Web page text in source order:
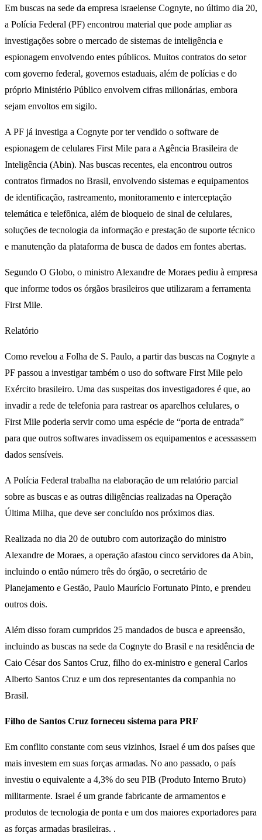
Em buscas na sede da empresa israelense Cognyte, no último dia 20,
a Polícia Federal (PF) encontrou material que pode ampliar as
investigações sobre o mercado de sistemas de inteligência e
espionagem envolvendo entes públicos. Muitos contratos do setor
com governo federal, governos estaduais, além de polícias e do
próprio Ministério Público envolvem cifras milionárias, embora
sejam envoltos em sigilo.
A PF já investiga a Cognyte por ter vendido o software de
espionagem de celulares First Mile para a Agência Brasileira de
Inteligência (Abin). Nas buscas recentes, ela encontrou outros
contratos firmados no Brasil, envolvendo sistemas e equipamentos
de identificação, rastreamento, monitoramento e interceptação
telemática e telefônica, além de bloqueio de sinal de celulares,
soluções de tecnologia da informação e prestação de suporte técnico
e manutenção da plataforma de busca de dados em fontes abertas.
Segundo O Globo, o ministro Alexandre de Moraes pediu à empresa
que informe todos os órgãos brasileiros que utilizaram a ferramenta
First Mile.
Relatório
Como revelou a Folha de S. Paulo, a partir das buscas na Cognyte a
PF passou a investigar também o uso do software First Mile pelo
Exército brasileiro. Uma das suspeitas dos investigadores é que, ao
invadir a rede de telefonia para rastrear os aparelhos celulares, o
First Mile poderia servir como uma espécie de “porta de entrada”
para que outros softwares invadissem os equipamentos e acessassem
dados sensíveis.
A Polícia Federal trabalha na elaboração de um relatório parcial
sobre as buscas e as outras diligências realizadas na Operação
Última Milha, que deve ser concluído nos próximos dias.
Realizada no dia 20 de outubro com autorização do ministro
Alexandre de Moraes, a operação afastou cinco servidores da Abin,
incluindo o então número três do órgão, o secretário de
Planejamento e Gestão, Paulo Maurício Fortunato Pinto, e prendeu
outros dois.
Além disso foram cumpridos 25 mandados de busca e apreensão,
incluindo as buscas na sede da Cognyte do Brasil e na residência de
Caio César dos Santos Cruz, filho do ex-ministro e general Carlos
Alberto Santos Cruz e um dos representantes da companhia no
Brasil.
Filho de Santos Cruz forneceu sistema para PRF
Em conflito constante com seus vizinhos, Israel é um dos países que
mais investem em suas forças armadas. No ano passado, o país
investiu o equivalente a 4,3% do seu PIB (Produto Interno Bruto)
militarmente. Israel é um grande fabricante de armamentos e
produtos de tecnologia de ponta e um dos maiores exportadores para
as forças armadas brasileiras. .